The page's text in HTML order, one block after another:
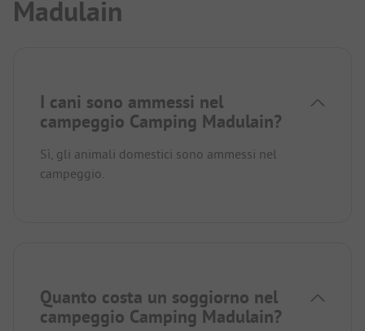
Madulain
I cani sono ammessi nel
campeggio Camping Madulain?
Sì, gli animali domestici sono ammessi nel
campeggio.
Quanto costa un soggiorno nel
campeggio Camping Madulain?